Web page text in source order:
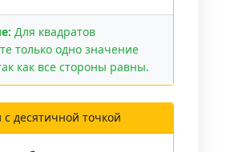
Для квадратов
только одно значение
как все стороны равны.
десятичной точкой